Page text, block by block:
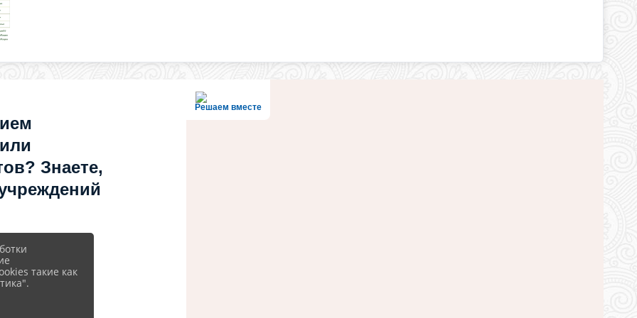
Решаем вместе
Знаете,
такие как